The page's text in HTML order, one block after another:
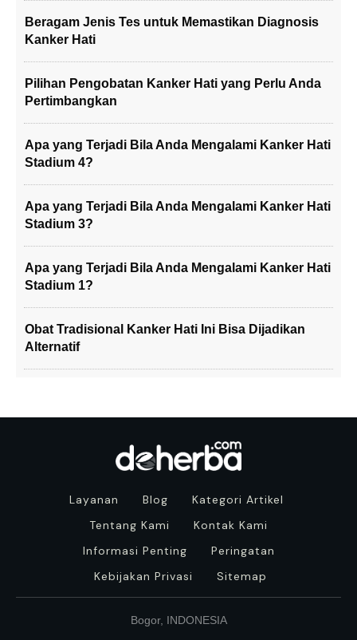
Beragam Jenis Tes untuk Memastikan Diagnosis
Kanker Hati
Pilihan Pengobatan Kanker Hati yang Perlu Anda
Pertimbangkan
Apa yang Terjadi Bila Anda Mengalami Kanker Hati
Stadium 4?
Apa yang Terjadi Bila Anda Mengalami Kanker Hati
Stadium 3?
Apa yang Terjadi Bila Anda Mengalami Kanker Hati
Stadium 1?
Obat Tradisional Kanker Hati Ini Bisa Dijadikan
Alternatif
Layanan Blog
Kategori Artikel
Tentang Kami
Kontak Kami
Informasi Penting
Peringatan
Kebijakan Privasi
Sitemap
Bogor, INDONESIA